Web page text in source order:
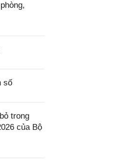
số
trong
của Bộ